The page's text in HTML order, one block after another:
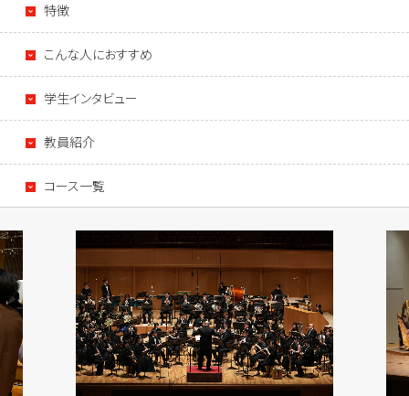
特徴
こんな人におすすめ
学生インタビュー
教員紹介
コース一覧